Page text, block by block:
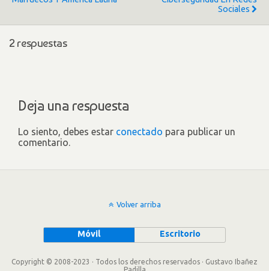
Sociales
2 respuestas
Deja una respuesta
Lo siento, debes estar conectado para publicar un
comentario.
Volver arriba
Móvil Escritorio
Copyright © 2008-2023 · Todos los derechos reservados · Gustavo Ibañez
Padilla